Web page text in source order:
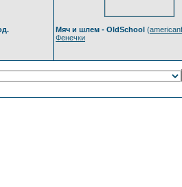
Мяч и шлем - OldSchool (
Фенечки